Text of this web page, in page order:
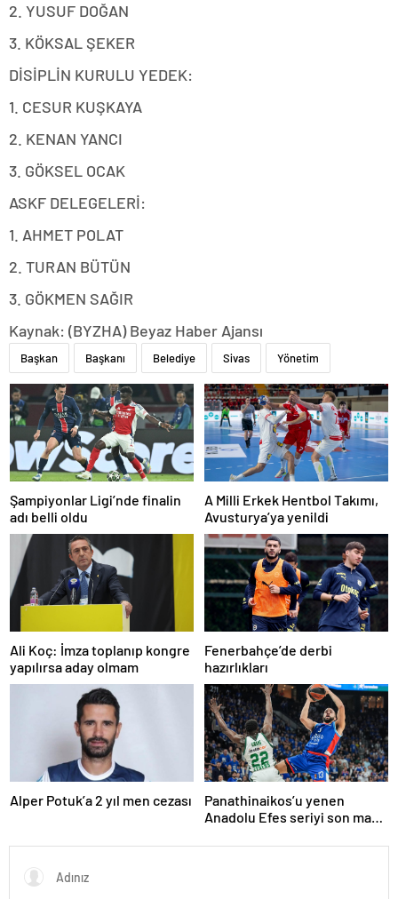
2. YUSUF DOĞAN
3. KÖKSAL ŞEKER
DİSİPLİN KURULU YEDEK:
1. CESUR KUŞKAYA
2. KENAN YANCI
3. GÖKSEL OCAK
ASKF DELEGELERİ:
1. AHMET POLAT
2. TURAN BÜTÜN
3. GÖKMEN SAĞIR
Kaynak: (BYZHA) Beyaz Haber Ajansı
Başkan Başkanı Belediye Sivas Yönetim
Şampiyonlar Ligi’nde finalin
adı belli oldu
A Milli Erkek Hentbol Takımı,
Avusturya’ya yenildi
Ali Koç: İmza toplanıp kongre
yapılırsa aday olmam
Fenerbahçe’de derbi
hazırlıkları
Alper Potuk’a 2 yıl men cezası
Panathinaikos’u yenen
Anadolu Efes seriyi son maça